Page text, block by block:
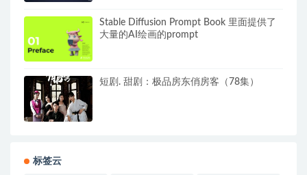
Stable Diffusion Prompt Book 里面提供了
大量的AI绘画的prompt
短剧. 甜剧：极品房东俏房客（78集）
标签云